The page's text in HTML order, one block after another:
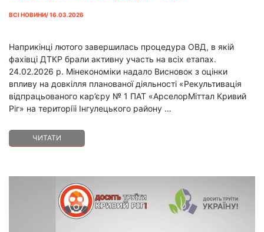
ВСІ НОВИНИ/ 16.03.2026
Наприкінці лютого завершилась процедура ОВД, в якій
фахівці ДТКР брали активну участь на всіх етапах.
24.02.2026 р. Мінекономіки надало Висновок з оцінки
впливу на довкілля планованої діяльності «Рекультивація
вiдпрацьованого кар’єру № 1 ПАТ «АрселорМiттал Кривий
Рiг» на територіїi Iнгулецького району …
ЧИТАТИ